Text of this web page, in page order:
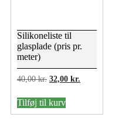
Silikoneliste til
glasplade (pris pr.
meter)
40,00kr. Den
pris
var:
40,00 kr..
32,00 kr.
32,00 kr..
Tilføj til kurv